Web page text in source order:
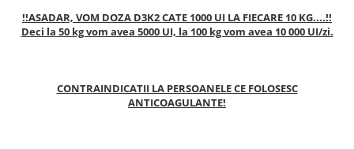
Creme SPF față
Uleiuri bronzare
Lecitina
Maca
Miere de Manuka
!!ASADAR, VOM DOZA D3K2 CATE 1000 UI LA FIECARE 10 KG....!!
Deci la 50 kg vom avea 5000 UI, la 100 kg vom avea 10 000 UI/zi.
CONTRAINDICATII LA PERSOANELE CE FOLOSESC
ANTICOAGULANTE!